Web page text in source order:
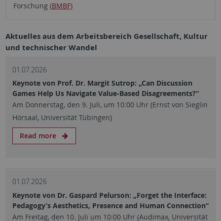
Forschung (BMBF)
Aktuelles aus dem Arbeitsbereich Gesellschaft, Kultur
und technischer Wandel
01.07.2026
Keynote von Prof. Dr. Margit Sutrop: „Can Discussion
Games Help Us Navigate Value-Based Disagreements?“
Am Donnerstag, den 9. Juli, um 10:00 Uhr (Ernst von Sieglin
Hörsaal, Universität Tübingen)
Read more
01.07.2026
Keynote von Dr. Gaspard Pelurson: „Forget the Interface:
Pedagogy’s Aesthetics, Presence and Human Connection“
Am Freitag, den 10. Juli um 10:00 Uhr (Audimax, Universität